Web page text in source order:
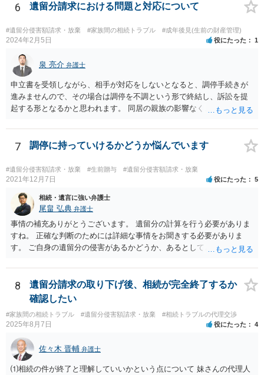
名捺印を得る必要があります。 したがって，残念ながら，「ＡＢＣ間
の遺産分割協議が有効に成立している」という前提に基づく主張は困
難と思われます。 「ＡＢＣ間の遺産分割協議は未了のまま，ＡとＢが
死亡し，二次相続が発生した」という前提に基づいて協議を進める必
議の内容を前提とした主張をすることが最も有利ですが，ＡＢの相続
人は応じない姿勢を示していることから，実現は困難だと思います。
主張としては維持しつつも，現実的な解決方法（遺産分割協議の落と
しどころ）としては，譲歩することを甘受しなければならないかもし
れません。
6 遺留分請求における問題と対応について
#遺留分侵害額請求・放棄 #家族間の相続トラブル #成年後見(生前の財産管理)
2024年2月5日 役にたった 1
泉 亮介 弁護士
申立書を受領しながら、相手が対応をしないとなると、調停手続きが
進みませんので、その場合は調停を不調という形で終結し、訴訟を提
起する形となるかと思われます。 同居の親族の影響なく、というのは
め、後からひっくり返すということは難しくなってくるかと思われま
す。 公開相談の場でのご相談については、どうしても限界が出てしま
7 調停に持っていけるかどうか悩んでいます
#遺留分侵害額請求・放棄 #生前贈与 #遺留分侵害額請求・放棄
2021年12月7日 役にたった 5
相続・遺言に強い弁護士
尾畠 弘典 弁護士
事情の補充ありがとうございます。 遺留分の計算を行う必要がありま
すね。 正確な判断のためには詳細な事情をお聞きする必要がありま
す。 ご自身の遺留分の侵害があるかどうか、あるとしてどの程度の金
相談されるのが良いと思います。
8
遺留分請求の取り下げ後、相続が完全終了するか
確認したい
#家族間の相続トラブル #遺留分侵害額請求・放棄 #相続トラブルの代理交渉
2025年8月7日 役にたった 4
佐々木 晋輔 弁護士
⑴相続の件が終了と理解していいかという点について 妹さんの代理人